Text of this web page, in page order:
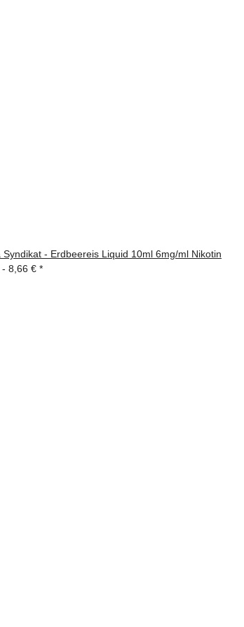
Syndikat - Erdbeereis Liquid 10ml 6mg/ml Nikotin
8,66 € *